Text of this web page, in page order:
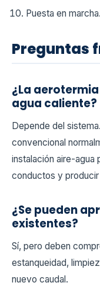
Puesta en marcha.
Preguntas
¿La
agua caliente?
Depende del
convencional
instalación aire-agua
conductos y producir
¿Se pueden
existentes?
Sí, pero deben
estanqueidad,
nuevo caudal.